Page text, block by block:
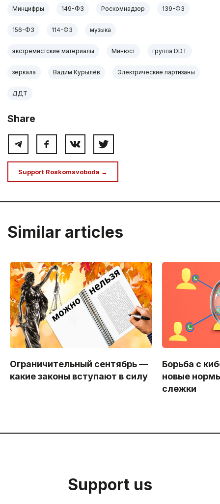
Минцифры 149-ФЗ Роскомнадзор 139-ФЗ
156-ФЗ 114-ФЗ музыка
экстремистские материалы Минюст группа DDT
зеркала Вадим Курылёв Электрические партизаны
ДДТ
Share
Support Roskomsvoboda →
Similar articles
Ограничительный сентябрь —
какие законы вступают в силу
Борьба с
новые
слежки
Support us